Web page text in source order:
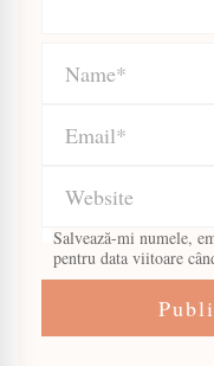
Salvează-mi numele,
pentru data viitoare